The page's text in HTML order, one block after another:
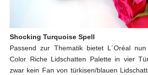
Shocking Turquoise Spell
Passend zur Thematik bietet L´Oréal
Color Riche Lidschatten Palette in vier
zwar kein Fan von türkisen/blauen